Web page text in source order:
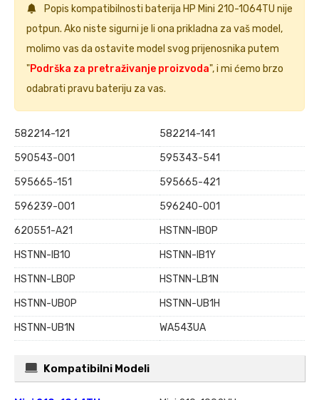
Popis kompatibilnosti baterija HP Mini 210-1064TU nije
potpun. Ako niste sigurni je li ona prikladna za vaš model,
molimo vas da ostavite model svog prijenosnika putem
"Podrška za pretraživanje proizvoda", i mi ćemo brzo
odabrati pravu bateriju za vas.
582214-121
582214-141
590543-001
595343-541
595665-151
595665-421
596239-001
596240-001
620551-A21
HSTNN-IB0P
HSTNN-IB1O
HSTNN-IB1Y
HSTNN-LB0P
HSTNN-LB1N
HSTNN-UB0P
HSTNN-UB1H
HSTNN-UB1N
WA543UA
Kompatibilni Modeli